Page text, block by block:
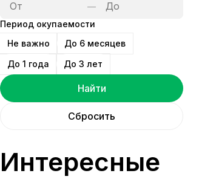
—
Период окупаемости
Не важно
До 6 месяцев
До 1 года
До 3 лет
Сбросить
Найти
Интересные